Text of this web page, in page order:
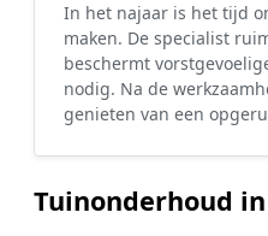
In het najaar is het tijd
maken. De specialist
beschermt
nodig. Na de
genieten van een
Tuinonderhoud